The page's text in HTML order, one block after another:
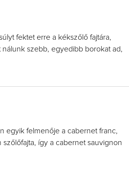
fektet erre a kékszőlő fajtára,
szebb, egyedibb borokat ad,
egyik felmenője a cabernet franc,
így a cabernet sauvignon